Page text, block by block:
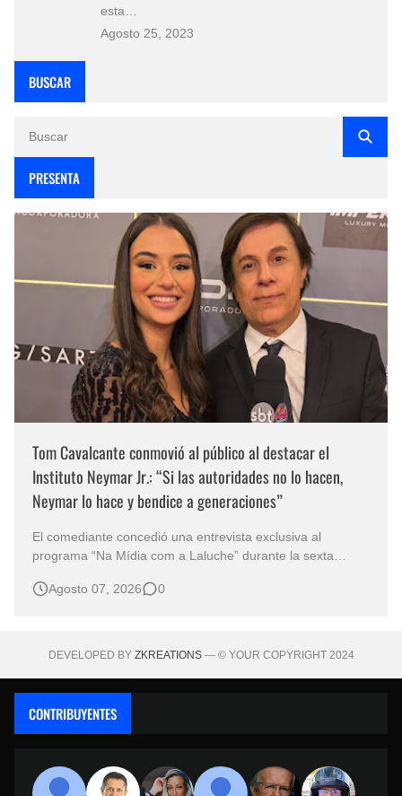
esta…
Agosto 25, 2023
BUSCAR
PRESENTA
Tom Cavalcante conmovió al público al destacar el
Instituto Neymar Jr.: “Si las autoridades no lo hacen,
Neymar lo hace y bendice a generaciones”
El comediante concedió una entrevista exclusiva al
programa “Na Mídia com a Laluche” durante la sexta
eventos benéficos más importantes de Brasil. En medio del
Agosto 07, 2026 0
DEVELOPED BY ZKREATIONS— © YOUR COPYRIGHT 2024
CONTRIBUYENTES